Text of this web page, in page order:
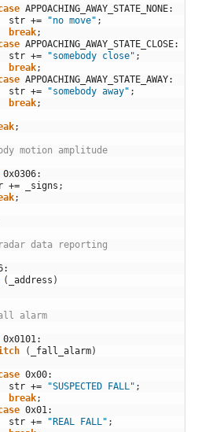
APPOACHING_AWAY_STATE_NONE:
str += "no move" ;
break;
APPOACHING_AWAY_STATE_CLOSE:
str += "somebody close" ;
break;
APPOACHING_AWAY_STATE_AWAY:
str += "somebody away" ;
break;
;
motion amplitude
0x0306:
+= _signs ;
;
data reporting
:
( _address )
alarm
0x0101:
( _fall_alarm)
0x00:
str += "SUSPECTED FALL" ;
break;
0x01:
str += "REAL FALL" ;